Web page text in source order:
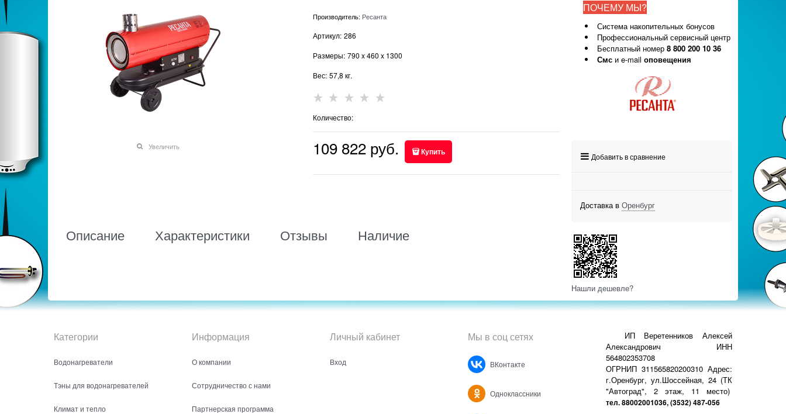
Увеличить
Производитель: Ресанта
Артикул: 286
Размеры: 790 x460 x 1300
Вес: 57,8 кг.
Количество:
109 822 руб. Купить
Описание Характеристики Отзывы Наличие
ПОЧЕМУ МЫ?
Система накопительных бонусов
Профессиональный сервисный центр
Бесплатный номер 8 800 200 10 36
Смс и e-mail оповещения
Добавить в сравнение
Доставка в Оренбург
Нашли дешевле?
Категории
Водонагреватели
Тэны для водонагревателей
Климат и тепло
Информация
О компании
Сотрудничество с нами
Партнерская программа
Личный кабинет
Вход
Мы в соц сетях
ВКонтакте
Одноклассники
ИП Веретенников Алексей
Александрович ИНН
564802353708
ОГРНИП 311565820200310 Адрес:
г.Оренбург, ул.Шоссейная, 24 (ТК
"Автоград", 2 этаж, 11 место)
тел. 88002001036, (3532) 487-056